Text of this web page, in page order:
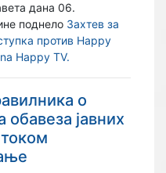
дана 06.
поднело Захтев за
против Happy
Happy TV.
о
јавних